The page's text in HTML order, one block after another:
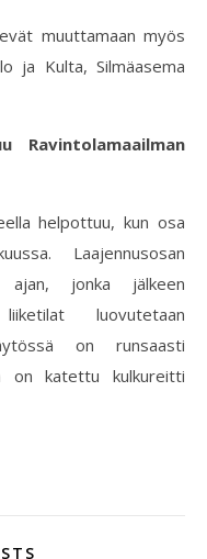
muuttamaan myös
ja Kulta, Silmäasema
Ravintolamaailman
helpottuu, kun osa
Laajennusosan
ajan, jonka jälkeen
luovutetaan
on runsaasti
on katettu kulkureitti